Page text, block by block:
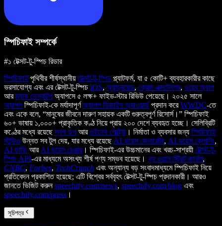
স্পিচিফাই সম্পর্কে
#১ টেক্সট-টু-স্পিচ রিডার
স্পিচিফাই পৃথিবীর শীর্ষস্থানীয় টেক্সট-টু-স্পিচ প্ল্যাটফর্ম, যা ৫ কোটি+ ব্যবহারকারীর কাছে
ভরসাযোগ্য এবং এর টেক্সট-টু-স্পিচ iOS, অ্যান্ড্রয়েড, ক্রোম এক্সটেনশন, ওয়েব অ্যাপ
আরম্যাক ডেস্কটপ অ্যাপসে ৫ লক্ষ+ ফাইভ-স্টার রিভিউ পেয়েছে। ২০২৫ সালে
অ্যাপলস্পিচিফাই-কে মর্যাদাপূর্ণঅ্যাপল ডিজাইন অ্যাওয়ার্ড প্রদান করেWWDC-তে
এবং একে বলে, “মানুষের জীবনে দারুণ সহায়ক একটি গুরুত্বপূর্ণ রিসোর্স।” স্পিচিফাই
৬০+ ভাষায় ১,০০০+ প্রাকৃতিক কণ্ঠ নিয়ে প্রায় ২০০ দেশে ব্যবহৃত হচ্ছে। সেলিব্রিটি
কণ্ঠের মধ্যে রয়েছেস্নুপ ডগ আরগুইনেথ পেল্ট্রো । নির্মাতা ও ব্যবসার জন্য স্পিচিফাই
স্টুডিও উন্নত সব টুল দেয়, যার মধ্যে রয়েছে AI ভয়েস জেনারেটর, AI ভয়েস ক্লোনিং,
AI ডাবিং আর AI ভয়েস চেঞ্জার। স্পিচিফাই-এর উচ্চমানের এবং খরচ-সাশ্রয়ী টেক্সট-টু-
স্পিচ API-এর মাধ্যমে অসংখ্য শীর্ষ পণ্য সম্ভব হয়েছে। দ্য ওয়াল স্ট্রিট জার্নাল,
CNBC, Forbes, TechCrunch এবং অন্যান্য বড় সংবাদমাধ্যমে স্পিচিফাই নিয়ে
প্রতিবেদন প্রকাশিত হয়েছে; এটি বিশ্বের সর্ববৃহৎ টেক্সট-টু-স্পিচ প্রদানকারী। আরও
জানতে ভিজিট করুনspeechify.com/news, speechify.com/blog এবং
speechify.com/press ।
সূচিপত্র